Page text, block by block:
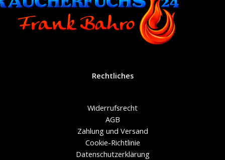
Rechtliches
Widerrufsrecht
AGB
Zahlung und Versand
Cookie-Richtlinie
Datenschutzerklärung